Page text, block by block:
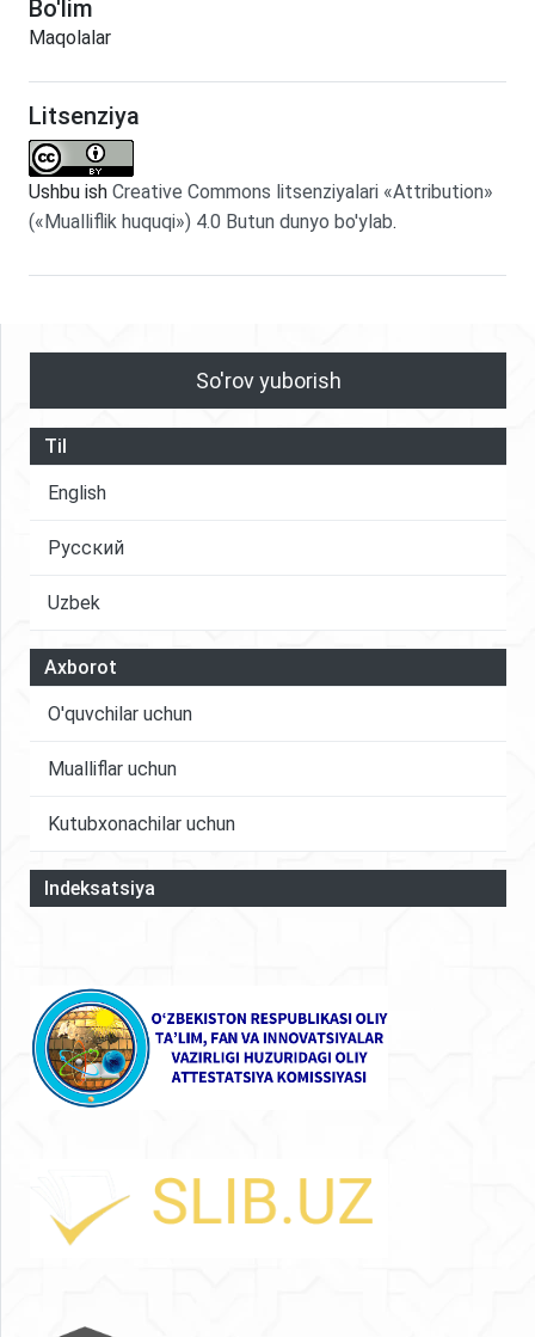
Bo'lim
Maqolalar
Litsenziya
Ushbu ish Creative Commons litsenziyalari «Attribution»
(«Mualliflik huquqi») 4.0 Butun dunyo bo'ylab.
So'rov yuborish
Til
English
Русский
Uzbek
Axborot
O'quvchilar uchun
Mualliflar uchun
Kutubxonachilar uchun
Indeksatsiya